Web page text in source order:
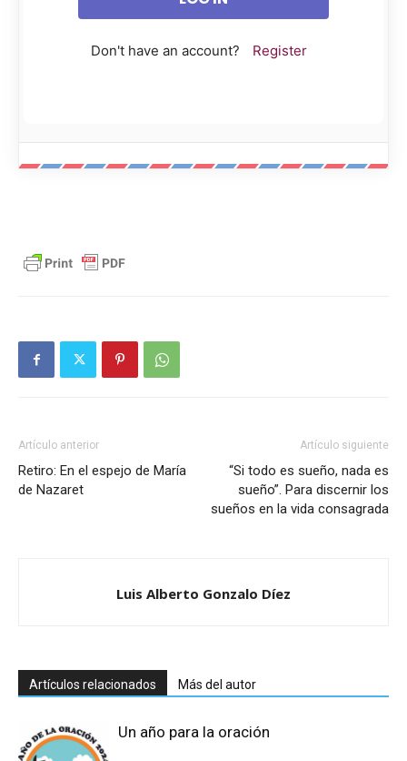
Don't have an account? Register
Artículo anterior
Retiro: En el espejo de María
de Nazaret
Artículo siguiente
“Si todo es sueño, nada es
sueño”. Para discernir los
sueños en la vida consagrada
Luis Alberto Gonzalo Díez
Artículos relacionados Más del autor
Un año para la oración